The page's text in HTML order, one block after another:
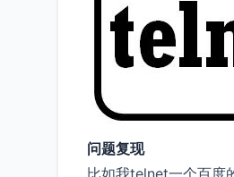
问题复现
比如我telnet一个百度